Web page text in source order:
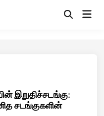
OpenMain
இறுதிச்சடங்கு:
சடங்குகளின்